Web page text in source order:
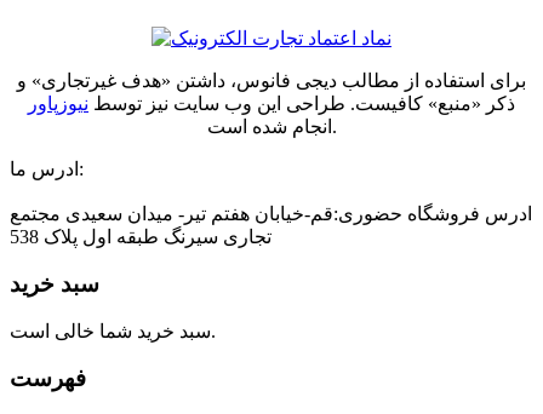
برای استفاده از مطالب دیجی فانوس، داشتن «هدف غیرتجاری» و
ذکر «منبع» کافیست. طراحی این وب سایت نیز توسط نیوزپاور
انجام شده است.
ادرس ما:
ادرس فروشگاه حضوری:قم-خیابان هفتم تیر- میدان سعیدی مجتمع
تجاری سیرنگ طبقه اول پلاک 538
سبد خرید
سبد خرید شما خالی است.
فهرست